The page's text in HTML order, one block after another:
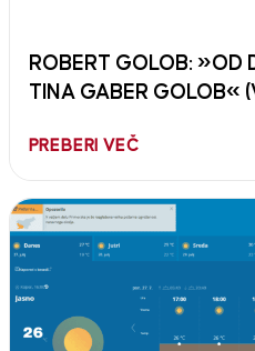
ROBERT GOLOB: »OD
TINA GABER GOLOB«
PREBERI VEČ